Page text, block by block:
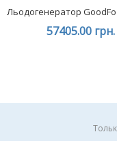
Льодогенератор
57405.00 грн.